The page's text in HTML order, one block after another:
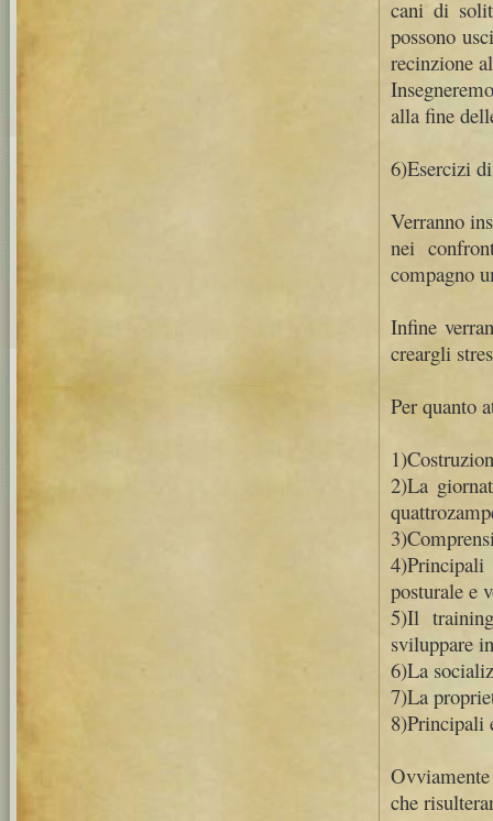
cani di
possono
recinzione
alla fine
6)Esercizi
Verranno
nei
compagno
Infine
creargli
Per quanto
2)La
posturale e
5)Il
sviluppare
6)La
7)La
8)Principali
che